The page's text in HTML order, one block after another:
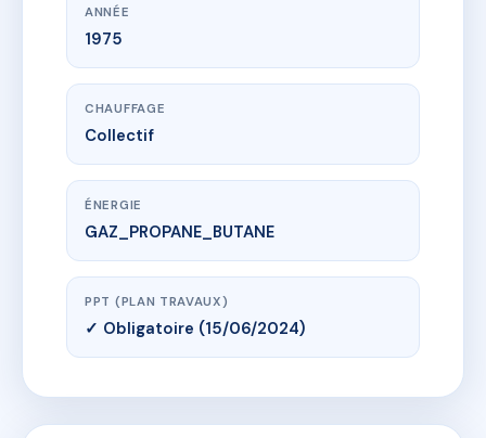
ANNÉE
1975
CHAUFFAGE
Collectif
ÉNERGIE
GAZ_PROPANE_BUTANE
PPT (PLAN TRAVAUX)
✓ Obligatoire (15/06/2024)